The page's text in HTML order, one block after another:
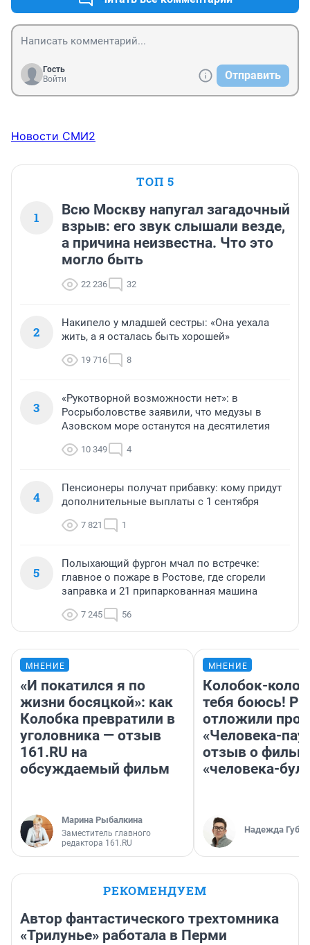
Гость
Войти
Отправить
Новости СМИ2
ТОП 5
1
Всю Москву напугал загадочный
взрыв: его звук слышали везде,
а причина неизвестна. Что это
могло быть
22 236 32
2
Накипело у младшей сестры: «Она уехала
жить, а я осталась быть хорошей»
19 716 8
3
«Рукотворной возможности нет»: в
Росрыболовстве заявили, что медузы в
Азовском море останутся на десятилетия
10 349 4
4
Пенсионеры получат прибавку: кому придут
дополнительные выплаты с 1 сентября
7 821 1
5
Полыхающий фургон мчал по встречке:
главное о пожаре в Ростове, где сгорели
заправка и 21 припаркованная машина
7 245 56
МНЕНИЕ
«И покатился я по
жизни босяцкой»: как
Колобка превратили в
уголовника — отзыв
161.RU на
обсуждаемый фильм
Марина Рыбалкина
Заместитель главного
редактора 161.RU
МНЕНИЕ
Колобок-
тебя боюсь!
отложили
«Человека-
отзыв о
«человека-
Надежда
РЕКОМЕНДУЕМ
Автор фантастического трехтомника
«Трилунье» работала в Перми